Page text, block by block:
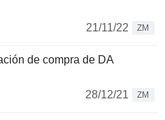
21/11/22
ZM
de compra de DA
28/12/21
ZM